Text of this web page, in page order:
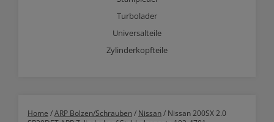
Turbolader
Universalteile
Zylinderkopfteile
Home /ARP Bolzen/Schrauben/ Nissan/ Nissan 200SX 2.0